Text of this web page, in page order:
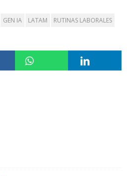
GEN IA LATAM
RUTINAS LABORALES